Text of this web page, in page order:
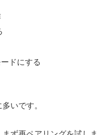
ドにする
いです。